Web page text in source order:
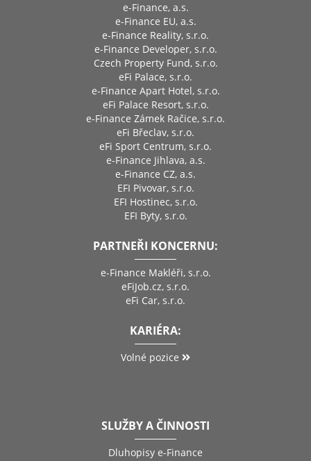
e-Finance, a.s.
e-Finance EU, a.s.
e-Finance Reality, s.r.o.
e-Finance Developer, s.r.o.
Czech Property Fund, s.r.o.
eFi Palace, s.r.o.
e-Finance Apart Hotel, s.r.o.
eFi Palace Resort, s.r.o.
e-Finance Zámek Račice, s.r.o.
eFi Břeclav, s.r.o.
eFi Sport Centrum, s.r.o.
e-Finance Jihlava, a.s.
e-Finance CZ, a.s.
EFI Pivovar, s.r.o.
EFI Hostinec, s.r.o.
EFI Byty, s.r.o.
PARTNEŘI KONCERNU:
e-Finance Makléři, s.r.o.
eFiJob.cz, s.r.o.
eFi Car, s.r.o.
KARIÉRA:
Volné pozice
SLUŽBY A ČINNOSTI
Dluhopisy e-Finance